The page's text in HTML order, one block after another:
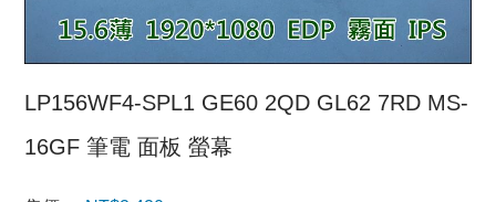
LP156WF4-SPL1 GE60 2QD GL62 7RD MS-
16GF 筆電 面板 螢幕